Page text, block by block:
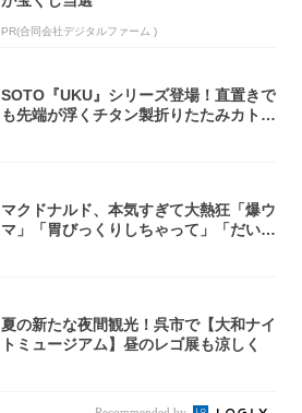
PR(合同会社デジタルファーム )
SOTO『UKU』シリーズ登場！直置きで
も先端が浮くチタン製折りたたみカトラ
マクドナルド、本気すぎて大熱狂「爆ウ
マ」「胃びっくりしちゃって」「だいぶ
夏の新たな夜間観光！呉市で【大和ナイ
トミュージアム】昼のレゴ展も涼しく